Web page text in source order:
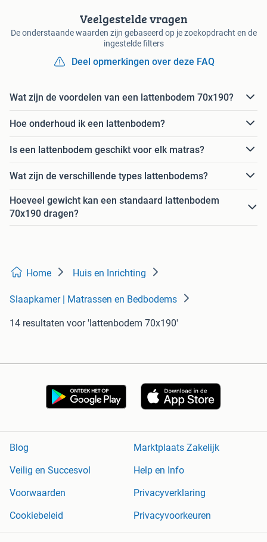
Veelgestelde vragen
De onderstaande waarden zijn gebaseerd op je zoekopdracht en de
ingestelde filters
Deel opmerkingen over deze FAQ
Wat zijn de voordelen van een lattenbodem 70x190?
Hoe onderhoud ik een lattenbodem?
Is een lattenbodem geschikt voor elk matras?
Wat zijn de verschillende types lattenbodems?
Hoeveel gewicht kan een standaard lattenbodem
70x190 dragen?
Home Huis en Inrichting
Slaapkamer | Matrassen en Bedbodems
14 resultaten voor 'lattenbodem 70x190'
Blog
Marktplaats Zakelijk
Veilig en Succesvol
Help en Info
Voorwaarden
Privacyverklaring
Cookiebeleid
Privacyvoorkeuren